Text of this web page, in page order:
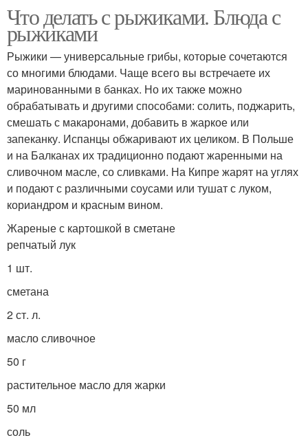
Что делать с рыжиками. Блюда с
рыжиками
Рыжики — универсальные грибы, которые сочетаются
со многими блюдами. Чаще всего вы встречаете их
маринованными в банках. Но их также можно
обрабатывать и другими способами: солить, поджарить,
смешать с макаронами, добавить в жаркое или
запеканку. Испанцы обжаривают их целиком. В Польше
и на Балканах их традиционно подают жаренными на
сливочном масле, со сливками. На Кипре жарят на углях
и подают с различными соусами или тушат с луком,
кориандром и красным вином.
Жареные с картошкой в сметане
репчатый лук
1 шт.
сметана
2 ст. л.
масло сливочное
50 г
растительное масло для жарки
50 мл
соль